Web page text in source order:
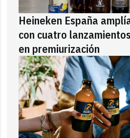
Heineken España
con cuatro
en premiurización